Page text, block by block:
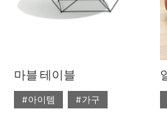
마블 테이블
#아이템
#가구